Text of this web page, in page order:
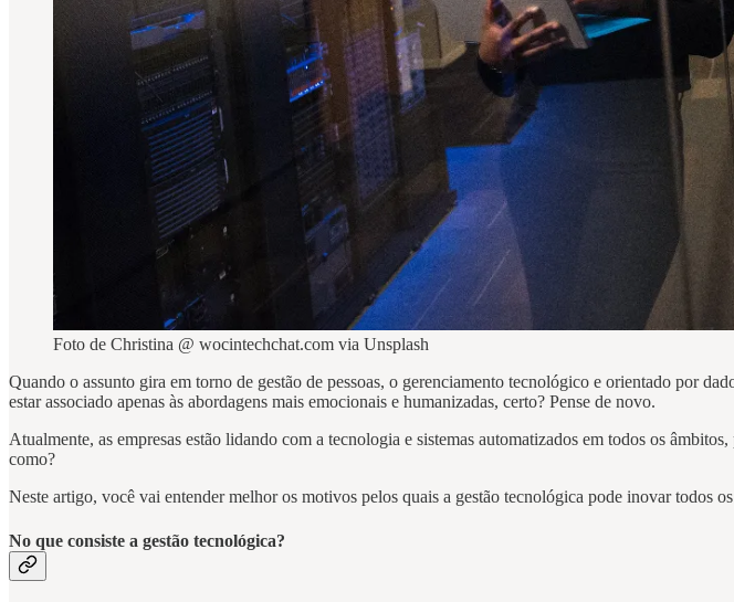
Foto de Christina @ wocintechchat.com via Unsplash
Quando o assunto gira em torno de gestão de pessoas, o gerenciamento tecnológico e orientado por
estar associado apenas às abordagens mais emocionais e humanizadas, certo? Pense de novo.
Atualmente, as empresas estão lidando com a tecnologia e sistemas automatizados em todos os âmbitos,
como?
Neste artigo, você vai entender melhor os motivos pelos quais a gestão tecnológica pode inovar todos
No que consiste a gestão tecnológica?